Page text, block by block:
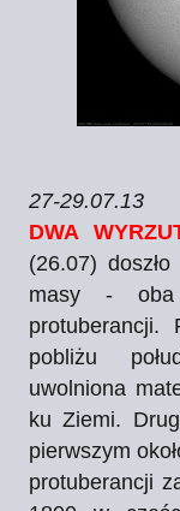
27-29.07.13
DWA
(26.07)
masy - oba
protuberancji.
pobliżu
uwolniona
ku Ziemi.
pierwszym
protuberancji